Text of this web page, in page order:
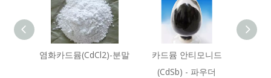
염화카드뮴(CdCl2)-분말
카드뮴 안티모니드
(CdSb) - 파우더